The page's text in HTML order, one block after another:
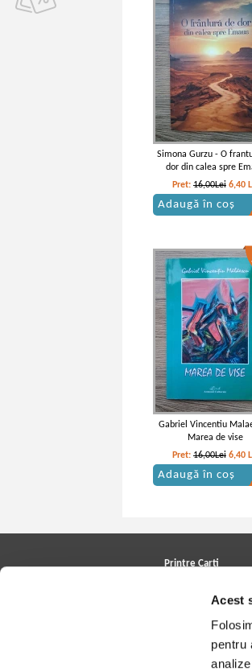
Acest
pentru
Simona Gurzu - O
dor din calea spre
Pret: 16,00Lei 6,40
Adaugă în coș
Gabriel Vincentiu
Marea de vise
Pret: 16,00Lei 6,40
Adaugă în coș
Printre Carti
Cele mai căutate cărți
Blog Printre Carti